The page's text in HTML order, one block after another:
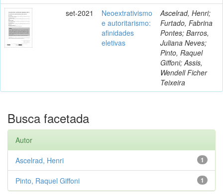
set-2021
Neoextrativismo
e autoritarismo:
afinidades
eletivas
Ascelrad, Henri;
Furtado, Fabrina
Pontes; Barros,
Juliana Neves;
Pinto, Raquel
Giffoni; Assis,
Wendell Ficher
Teixeira
Busca facetada
Autor
1
Ascelrad, Henri
1
Pinto, Raquel Giffoni